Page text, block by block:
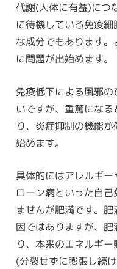
代謝(人体に有益)につ
に待機している免疫
な成分でもあります
に問題が出始めます。
免疫低下による風邪
いですが、重篤にな
り、炎症抑制の機能
始めます。
具体的にはアレルギ
ローン病といった自
ませんが肥満です。
因ではありますが、
り、本来のエネルギ
(分裂せずに膨張し続